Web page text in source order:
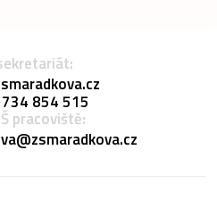
854 515
pracoviště: